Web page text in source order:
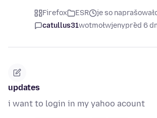
Firefox ESR
je so
catullus31wotmołwjenypřed 6
updates
i want to login in my yahoo acount